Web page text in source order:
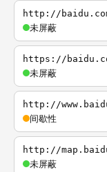
http://
未屏蔽
https://
未屏蔽
http://
间歇性
http://
未屏蔽